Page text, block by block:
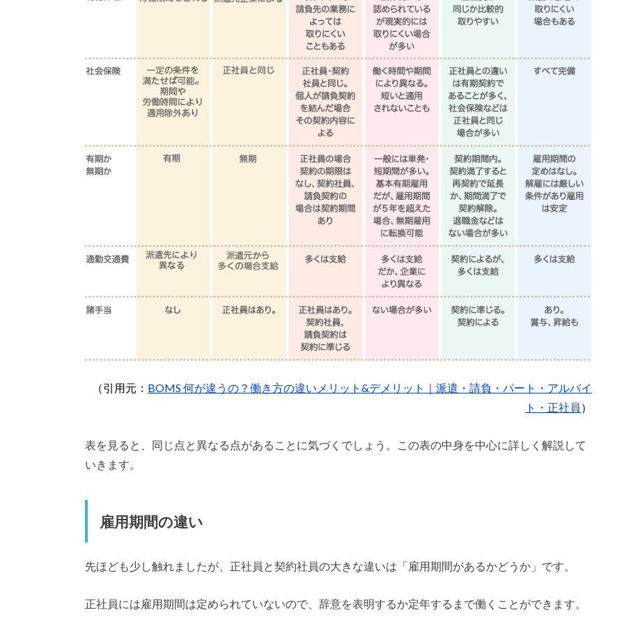
（引用元： BOMS 何が違うの？働き方の違いメリット&デメリット｜派遣・請負・パート・アルバイ
ト・正社員 ）
表を見ると、同じ点と異なる点があることに気づくでしょう。この表の中身を中心に詳しく解説して
いきます。
雇用期間の違い
先ほども少し触れましたが、正社員と契約社員の大きな違いは「雇用期間があるかどうか」です。
正社員には雇用期間は定められていないので、辞意を表明するか定年するまで働くことができます。